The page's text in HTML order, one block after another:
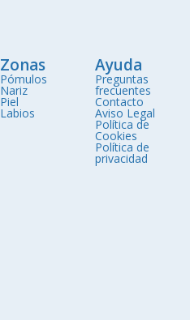
Zonas
Pómulos
Nariz
Piel
Labios
Ayuda
Preguntas
frecuentes
Contacto
Aviso Legal
Política de
Cookies
Política de
privacidad